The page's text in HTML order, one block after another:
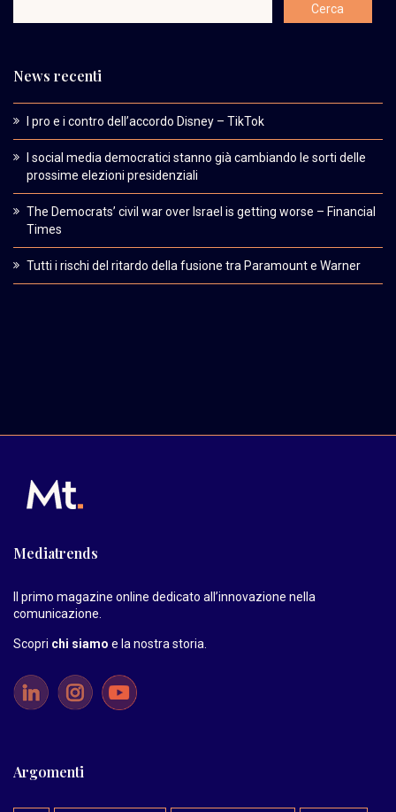
News recenti
I pro e i contro dell’accordo Disney – TikTok
I social media democratici stanno già cambiando le sorti delle
prossime elezioni presidenziali
The Democrats’ civil war over Israel is getting worse – Financial
Times
Tutti i rischi del ritardo della fusione tra Paramount e Warner
Mediatrends
Il primo magazine online dedicato all’innovazione nella
comunicazione.
Scopri chi siamo e la nostra storia
Argomenti